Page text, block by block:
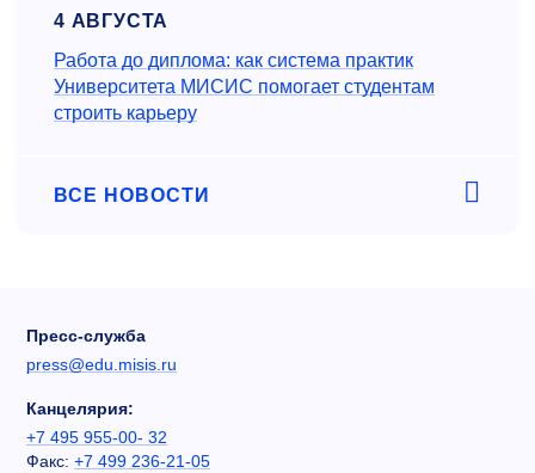
4 АВГУСТА
Работа до диплома: как система практик
Университета МИСИС помогает студентам
строить карьеру
ВСЕ НОВОСТИ
Пресс-служба
press@edu.misis.ru
Канцелярия:
+7 495 955-00- 32
Факс: +7 499 236-21-05